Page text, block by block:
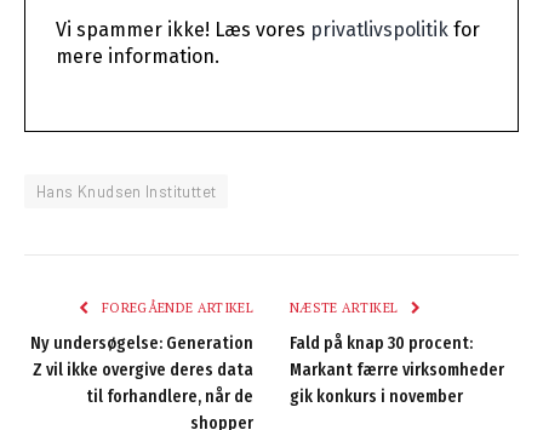
Vi spammer ikke! Læs vores privatlivspolitik for
mere information.
Hans Knudsen Instituttet
FOREGÅENDE ARTIKEL
Ny undersøgelse: Generation
Z vil ikke overgive deres data
til forhandlere, når de
shopper
NÆSTE ARTIKEL
Fald på knap 30 procent:
Markant færre virksomheder
gik konkurs i november